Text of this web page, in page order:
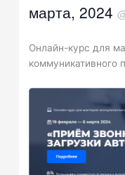
марта, 2024
Онлайн-курс для
коммуникативного